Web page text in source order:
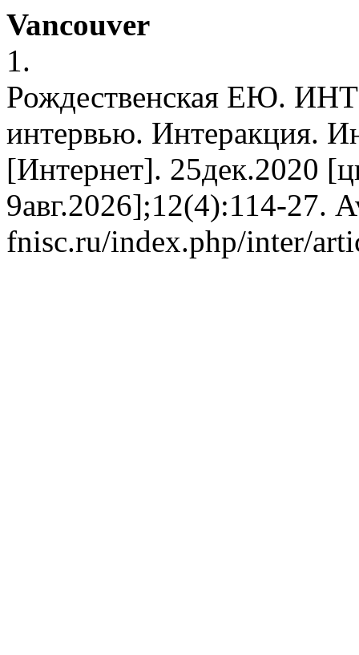
Vancouver
1.
Рождественская ЕЮ.
интервью. Интеракция.
[Интернет]. 25дек.2020
9авг.2026];12(4):114-27.
fnisc.ru/index.php/inter/